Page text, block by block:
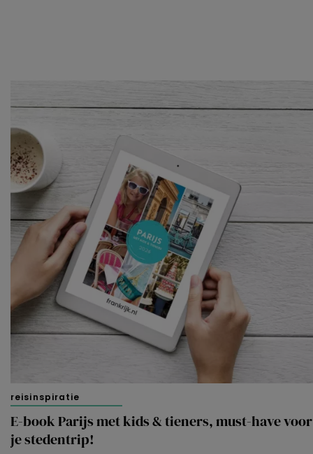
cookies zoals omschreven in onze
Cookieverklaring
Merci!
reisinspiratie
E-book Parijs met kids & tieners, must-have voor
je stedentrip!